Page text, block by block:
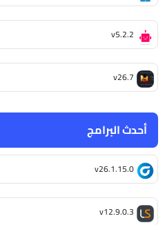
أحدث البرامج
v26.1.15.0
v12.9.0.3
v5.2.2
v26.7